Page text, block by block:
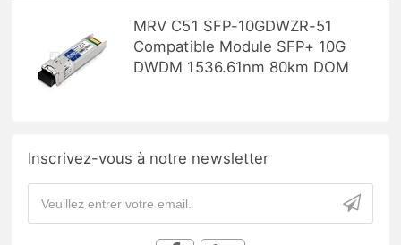
MRV C51 SFP-10GDWZR-51
Compatible Module SFP+ 10G
DWDM 1536.61nm 80km DOM
Inscrivez-vous à notre newsletter